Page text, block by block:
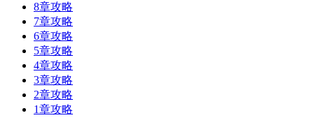
8章攻略
7章攻略
6章攻略
5章攻略
4章攻略
3章攻略
2章攻略
1章攻略